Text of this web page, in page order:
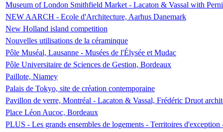
Museum of London Smithfield Market - Lacaton & Vassal with
NEW AARCH - Ecole d'Architecture, Aarhus Danemark
New Holland island competition
Nouvelles utilisations de la céraminque
Pôle Muséal, Lausanne - Musées de l'Élysée et Mudac
Pôle Universitaire de Sciences de Gestion, Bordeaux
Paillote, Niamey
Palais de Tokyo, site de création contemporaine
Pavillon de verre, Montréal - Lacaton & Vassal, Frédéric Druot
Place Léon Aucoc, Bordeaux
PLUS - Les grands ensembles de logements - Territoires